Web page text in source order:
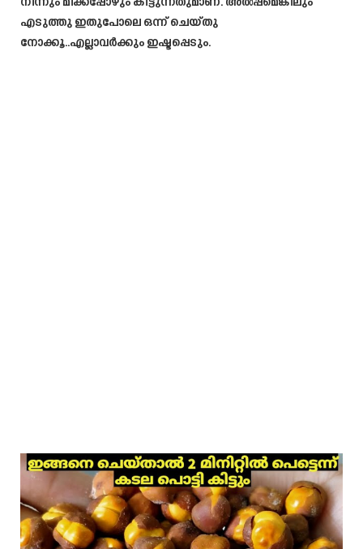
എടുത്തു ഇതുപോലെ ഒന്ന് ചെയ്തു
നോക്കൂ..എല്ലാവർക്കും ഇഷ്ടപ്പെടും.